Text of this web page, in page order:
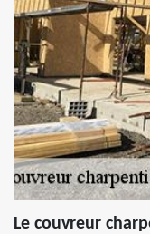
Le couvreur